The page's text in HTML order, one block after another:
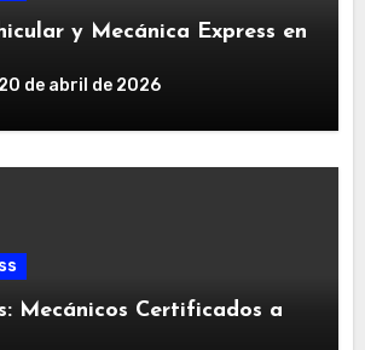
y Mecánica Express en
20 de abril de 2026
Mecánicos Certificados a